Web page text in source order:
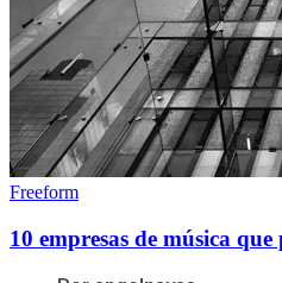
Freeform
10 empresas de música